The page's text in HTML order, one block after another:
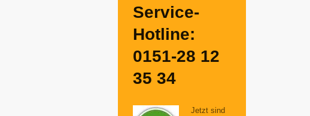
Service-
Hotline:
0151-28 12
35 34
Jetzt sind